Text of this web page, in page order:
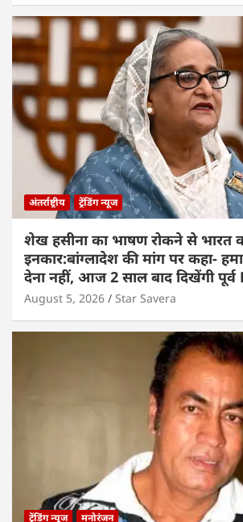
अंतर्राष्ट्रीय ट्रेंडिंग न्यूज
शेख हसीना का भाषण रोकने से भारत
इनकार:बांग्लादेश की मांग पर कहा-
देना नहीं, आज 2 साल बाद दिखेंगी पूर्व
August 5, 2026 Star Savera
ट्रेंडिंग न्यूज मनोरंजन